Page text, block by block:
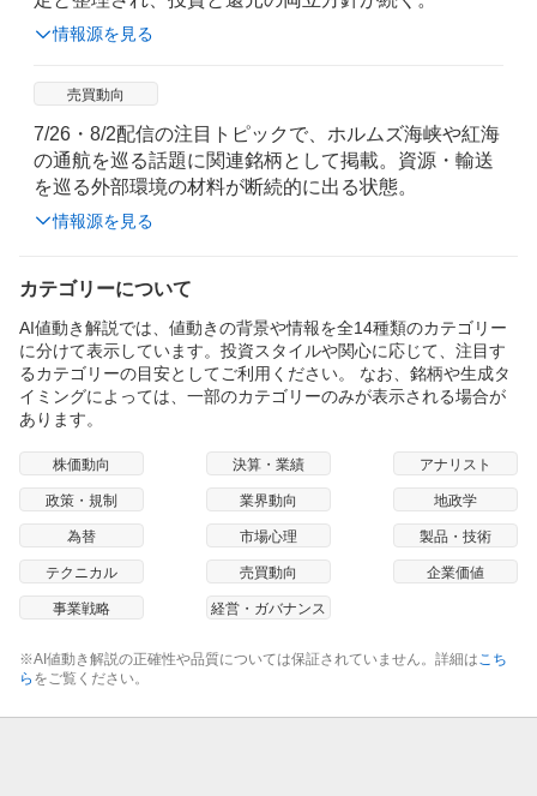
情報源を見る
売買動向
7/26・8/2配信の注目トピックで、ホルムズ海峡や紅海
の通航を巡る話題に関連銘柄として掲載。資源・輸送
を巡る外部環境の材料が断続的に出る状態。
情報源を見る
カテゴリーについて
AI値動き解説では、値動きの背景や情報を全14種類のカテゴリー
に分けて表示しています。投資スタイルや関心に応じて、注目す
るカテゴリーの目安としてご利用ください。 なお、銘柄や生成タ
イミングによっては、一部のカテゴリーのみが表示される場合が
あります。
株価動向 決算・業績 アナリスト
政策・規制 業界動向 地政学
為替 市場心理 製品・技術
テクニカル 売買動向 企業価値
事業戦略 経営・ガバナンス
※AI値動き解説の正確性や品質については保証されていません。詳細はこち
ら をご覧ください。